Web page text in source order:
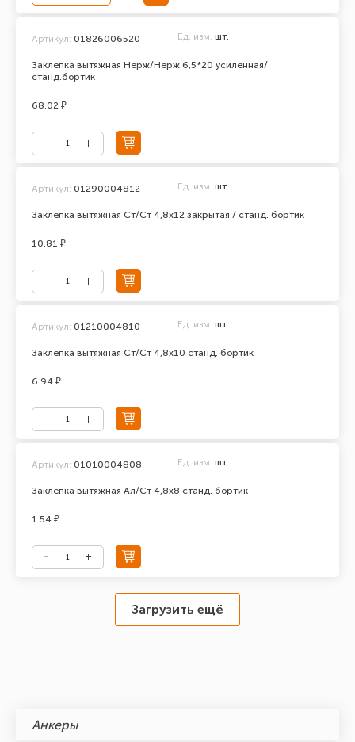
Заклепка вытяжная Нерж/Нерж 6,5*20 усиленная/
станд.бортик
Артикул: 01826006520 Ед. изм. шт.
68.02 ₽
Заклепка вытяжная Ст/Ст 4,8х12 закрытая / станд. бортик
Артикул: 01290004812 Ед. изм. шт.
10.81 ₽
Заклепка вытяжная Ст/Ст 4,8х10 станд. бортик
Артикул: 01210004810 Ед. изм. шт.
6.94 ₽
Заклепка вытяжная Ал/Ст 4,8х8 станд. бортик
Артикул: 01010004808 Ед. изм. шт.
1.54 ₽
Загрузить ещё
Анкеры